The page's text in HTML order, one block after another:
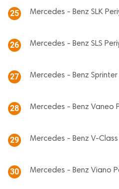
25 Mercedes - Benz SLK
26 Mercedes - Benz SLS
27 Mercedes - Benz Sprinter
28 Mercedes - Benz Vaneo
29 Mercedes - Benz V-Class
30 Mercedes - Benz Viano